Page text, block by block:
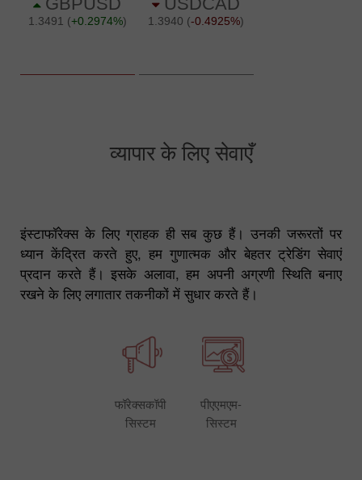
व्यापार के लिए सेवाएँ
इंस्टाफॉरेक्स के लिए ग्राहक ही सब कुछ हैं। उनकी जरूरतों पर
ध्यान केंद्रित करते हुए, हम गुणात्मक और बेहतर ट्रेडिंग सेवाएं
प्रदान करते हैं। इसके अलावा, हम अपनी अग्रणी स्थिति बनाए
रखने के लिए लगातार तकनीकों में सुधार करते हैं।
फॉरेक्सकॉपी
सिस्टम
पीएएमएम-
सिस्टम